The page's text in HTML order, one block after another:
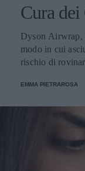
Cura
Dyson Airwrap,
modo in cui
rischio di
EMMA PIETRAROSA